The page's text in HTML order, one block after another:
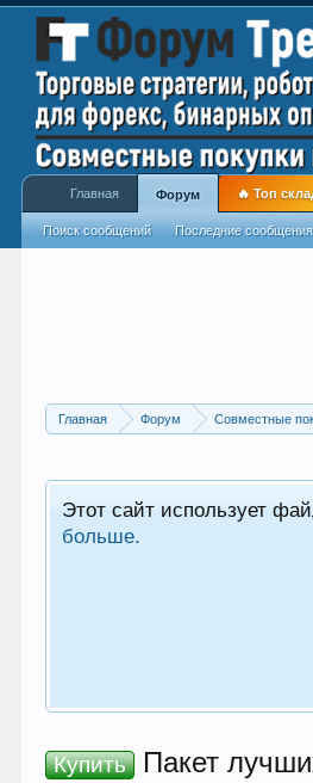
Главная Форум Совместные
Этот сайт использует
больше.
Купить Пакет
Главная Форум
Поиск сообщений Последние сообщения
🔥 Топ